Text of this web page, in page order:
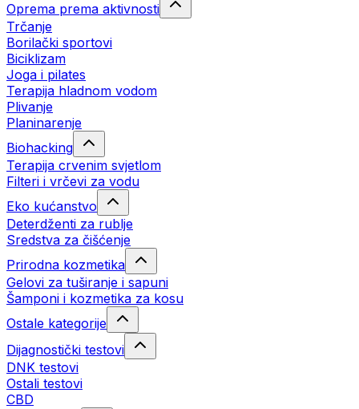
Oprema prema aktivnosti
Trčanje
Borilački sportovi
Biciklizam
Joga i pilates
Terapija hladnom vodom
Plivanje
Planinarenje
Biohacking
Terapija crvenim svjetlom
Filteri i vrčevi za vodu
Eko kućanstvo
Deterdženti za rublje
Sredstva za čišćenje
Prirodna kozmetika
Gelovi za tuširanje i sapuni
Šamponi i kozmetika za kosu
Ostale kategorije
Dijagnostički testovi
DNK testovi
Ostali testovi
CBD